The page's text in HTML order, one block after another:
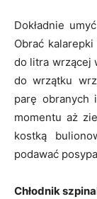
Dokładnie
Obrać
do litra wrzącej
do wrzątku
parę obranych
momentu aż
kostką
podawać
Chłodnik